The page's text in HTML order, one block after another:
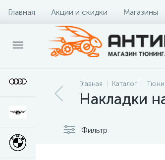
Главная Акции и скидки Магазины
Главная Каталог
Накладки
Фильтр